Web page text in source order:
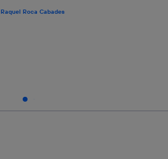
Raquel Roca Cabades